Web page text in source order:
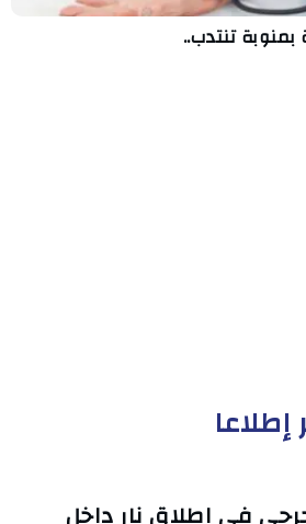
بمنوبة تنتدب..
إطلاعا
في إطلاق نار داخل